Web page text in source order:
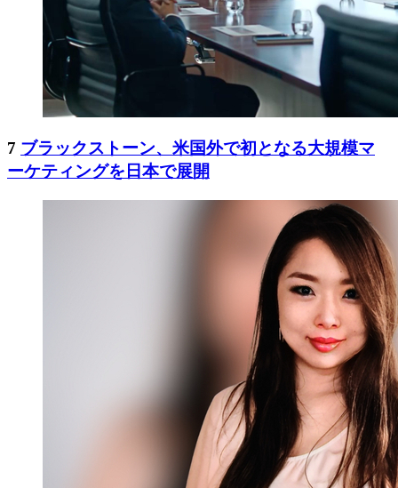
7 ブラックストーン、米国外で初となる大規模マ
ーケティングを日本で展開